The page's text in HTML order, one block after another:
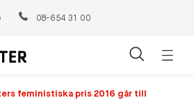
08-654 31 00
feministiska pris 2016 går till